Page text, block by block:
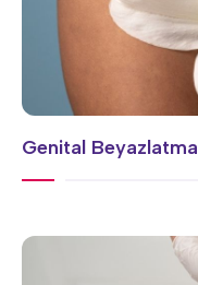
Genital Beyazlatma